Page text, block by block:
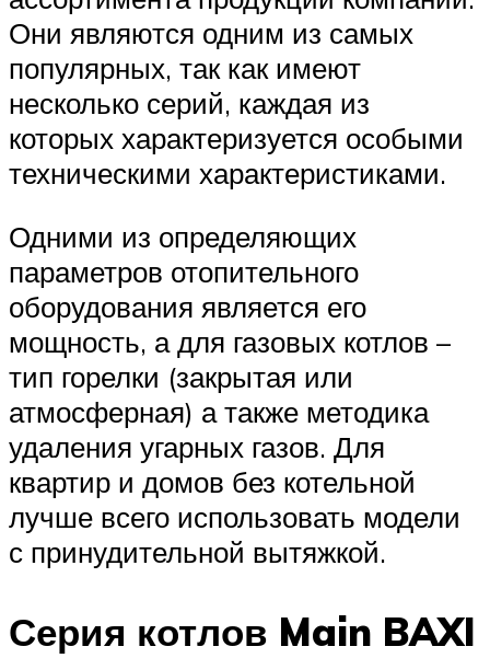
Они являются одним из самых
популярных, так как имеют
несколько серий, каждая из
которых характеризуется особыми
техническими характеристиками.
Одними из определяющих
параметров отопительного
оборудования является его
мощность, а для газовых котлов –
тип горелки (закрытая или
атмосферная) а также методика
удаления угарных газов. Для
квартир и домов без котельной
лучше всего использовать модели
с принудительной вытяжкой.
Серия котлов Main BAXI